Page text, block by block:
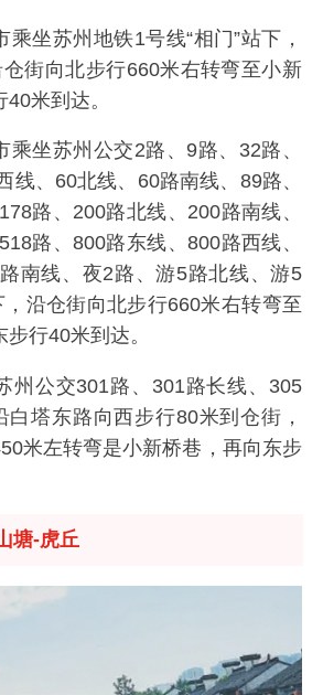
乘坐苏州地铁1号线“相门”站下，
街向北步行660米右转弯至小新
米到达。
乘坐苏州公交2路、9路、32路、
线、60北线、60路南线、89路、
路、200路北线、200路南线、
路、800路东线、800路西线、
南线、夜2路、游5路北线、游5
，沿仓街向北步行660米右转弯至
行40米到达。
州公交301路、301路长线、305
白塔东路向西步行80米到仓街，
米左转弯是小新桥巷，再向东步
塘-虎丘